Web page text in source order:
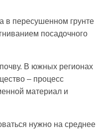
в пересушенном грунте
посадочного
В южных регионах
– процесс
материал и
нужно на среднее